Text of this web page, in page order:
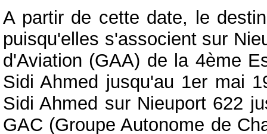
A partir de cette date, le
puisqu'elles s'associent sur
d'Aviation (GAA) de la 4ème
Sidi Ahmed jusqu'au 1er mai
Sidi Ahmed sur Nieuport 622
GAC (Groupe Autonome de